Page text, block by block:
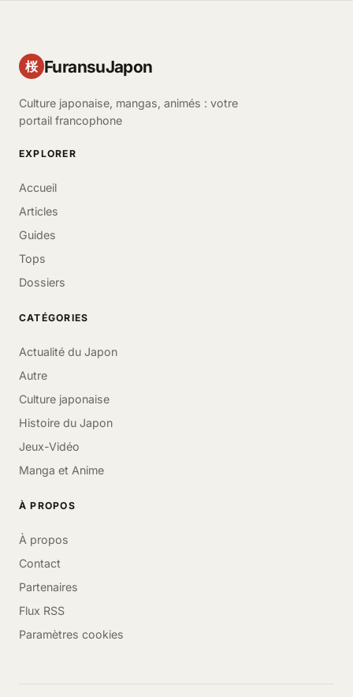
桜 FuransuJapon
Culture japonaise, mangas, animés : votre
portail francophone
EXPLORER
Accueil
Articles
Guides
Tops
Dossiers
CATÉGORIES
Actualité du Japon
Autre
Culture japonaise
Histoire du Japon
Jeux-Vidéo
Manga et Anime
À PROPOS
À propos
Contact
Partenaires
Flux RSS
Paramètres cookies